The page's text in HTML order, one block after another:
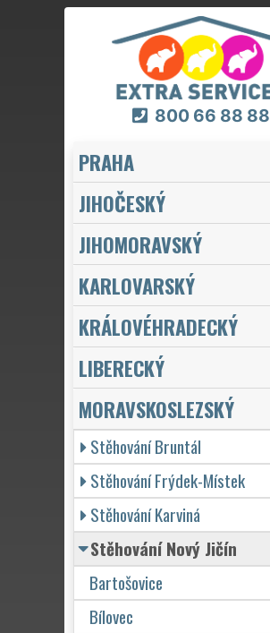
800 66 88 88
PRAHA
JIHOČESKÝ
JIHOMORAVSKÝ
KARLOVARSKÝ
KRÁLOVÉHRADECKÝ
LIBERECKÝ
MORAVSKOSLEZSKÝ
Stěhování Bruntál
Stěhování Frýdek-Místek
Stěhování Karviná
Stěhování Nový Jičín
Bartošovice
Bílovec